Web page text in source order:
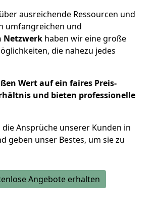
ausreichende Ressourcen und
umfangreichen und
Netzwerk haben wir eine große
die nahezu jedes
Wert auf ein faires Preis-
und bieten professionelle
Ansprüche unserer Kunden in
geben unser Bestes, um sie zu
Angebote erhalten